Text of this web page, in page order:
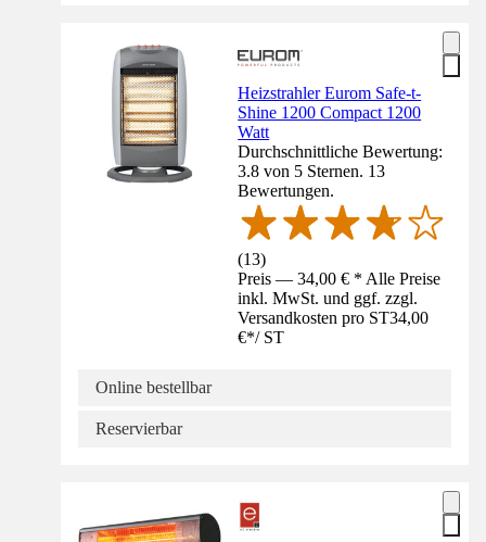
Heizstrahler Eurom Safe-t-
Shine 1200 Compact 1200
Watt
Durchschnittliche Bewertung:
3.8 von 5 Sternen. 13
Bewertungen.
(13)
Preis — 34,00 € * Alle Preise
inkl. MwSt. und ggf. zzgl.
Versandkosten pro ST34,00
€*/ ST
Online bestellbar
Reservierbar